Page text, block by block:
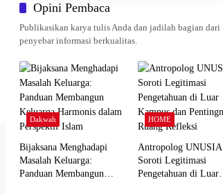
Opini Pembaca
Publikasikan karya tulis Anda dan jadilah bagian dari
penyebar informasi berkualitas.
Dakwah
Bijaksana Menghadapi
Masalah Keluarga:
Panduan Membangun
HOME
Antropolog UNUSIA
Soroti Legitimasi
Pengetahuan di Luar